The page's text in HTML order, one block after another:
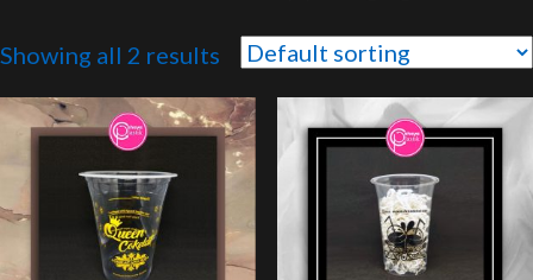
Showing all 2 results